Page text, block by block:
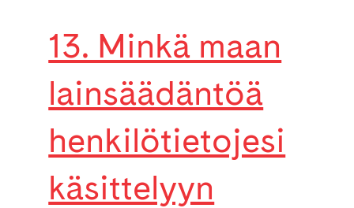
13. Minkä maan
lainsäädäntöä
henkilötietojesi
käsittelyyn